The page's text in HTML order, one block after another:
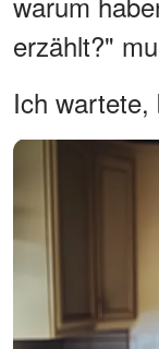
erzählt?"
Ich wartete,